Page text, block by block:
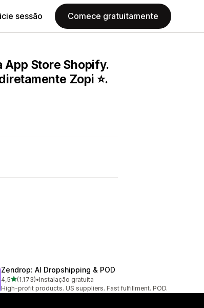
sessão Comece gratuitamente
Store Shopify.
Zopi ⭐.
Zendrop: AI Dropshipping & POD
4,5de 5 estrelas
(1.173)
1173 total de avaliações
•Instalação gratuita
High-profit products. US suppliers. Fast fulfillment. POD.